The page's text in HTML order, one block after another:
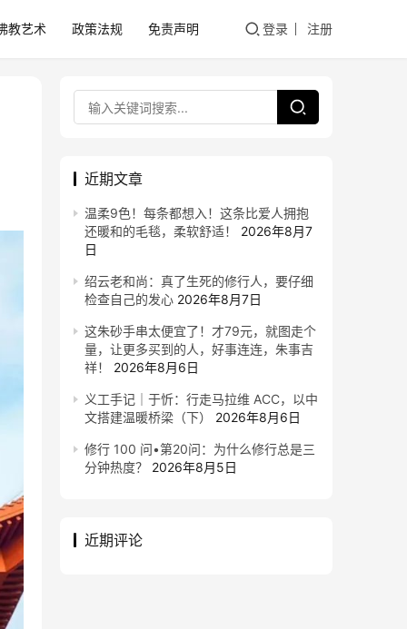
教艺术 政策法规 免责声明 登录 注册
近期文章
温柔9色！每条都想入！这条比爱人拥抱
还暖和的毛毯，柔软舒适！
2026年8月7
日
绍云老和尚：真了生死的修行人，要仔细
检查自己的发心 2026年8月7日
这朱砂手串太便宜了！才79元，就图走个
量，让更多买到的人，好事连连，朱事吉
祥！
2026年8月6日
义工手记｜于忻：行走马拉维 ACC，以中
文搭建温暖桥梁（下）
2026年8月6日
修行 100 问•第20问：为什么修行总是三
分钟热度？
2026年8月5日
近期评论